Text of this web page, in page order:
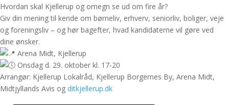
Hvordan skal Kjellerup og omegn se ud om fire år?
Giv din mening til kende om børneliv, erhverv, seniorliv, boliger, veje
og foreningsliv – og hør bagefter, hvad kandidaterne vil gøre ved
dine ønsker.
Arena Midt, Kjellerup
Onsdag d. 29. oktober kl. 17-20
Arrangør: Kjellerup Lokalråd, Kjellerup Borgernes By, Arena Midt,
Midtjyllands Avis og ditkjellerup.dk